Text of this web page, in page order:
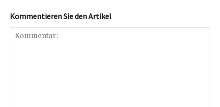
Kommentieren Sie den Artikel